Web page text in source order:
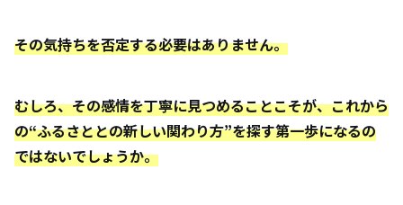
その気持ちを否定する必要はありません。
むしろ、その感情を丁寧に見つめることこそが、これから
の“ふるさととの新しい関わり方”を探す第一歩になるの
ではないでしょうか。